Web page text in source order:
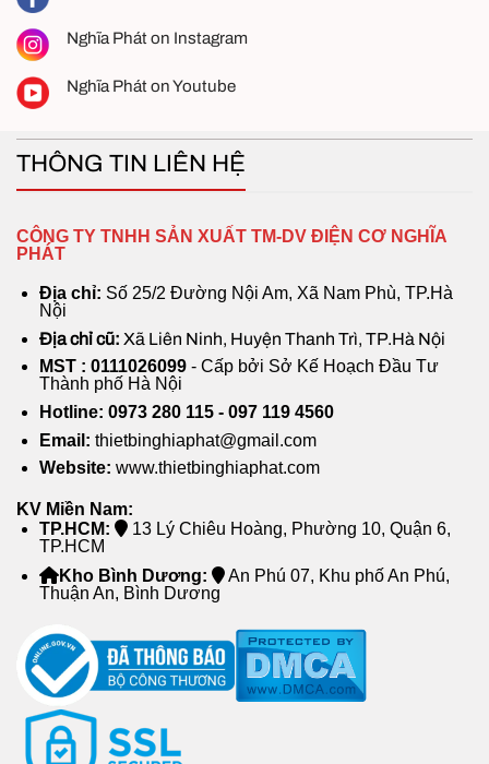
Ứng dụng máy làm mát công nghiệp di động Sunfan
4. Vì sao nên chọn máy làm mát công
nghiệp di động Sunfan SF18Y
So với các phương pháp làm mát khác như máy
làm mát công nghiệp di động mang lại nhiều lợi ích
hơn:
Chi phí thấp hơn
kể.
Nghĩa Phát on Instagram
Nghĩa Phát on Youtube
THÔNG TIN LIÊN HỆ
CÔNG TY TNHH SẢN XUẤT TM-DV ĐIỆN CƠ NGHĨA
PHÁT
Địa chỉ: Số 25/2 Đường Nội Am, Xã Nam Phù, TP.Hà
Nội
Địa chỉ cũ: Xã Liên Ninh, Huyện Thanh Trì, TP.Hà Nội
MST : 0111026099 - Cấp bởi Sở Kế Hoạch Đầu Tư
Thành phố Hà Nội
Hotline: 0973 280 115 - 097 119 4560
Email: thietbinghiaphat@gmail.com
Website: www.thietbinghiaphat.com
KV Miền Nam:
TP.HCM:
13 Lý Chiêu Hoàng, Phường 10, Quận 6,
TP.HCM
Kho Bình Dương:
An Phú 07, Khu phố An Phú,
Thuận An, Bình Dương